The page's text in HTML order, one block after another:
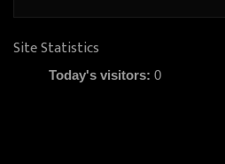
Site Statistics
Today's visitors: 0